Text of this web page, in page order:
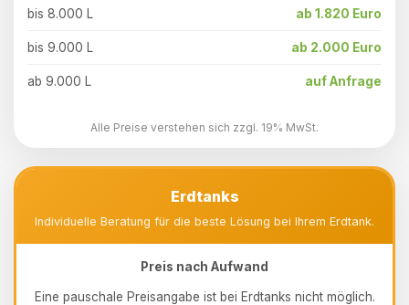
bis 8.000 L ab 1.820 Euro
bis 9.000 L ab 2.000 Euro
ab 9.000 L auf Anfrage
Alle Preise verstehen sich zzgl. 19% MwSt.
Erdtanks
Individuelle Beratung für die beste Lösung bei Ihrem Erdtank.
Preis nach Aufwand
Eine pauschale Preisangabe ist bei Erdtanks nicht möglich.